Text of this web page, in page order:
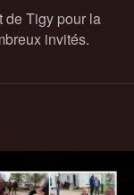
de Tigy pour la
invités.